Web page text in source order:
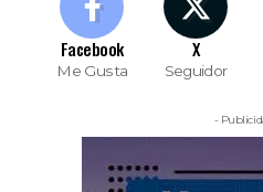
Facebook
Me Gusta
X
Seguidor
-